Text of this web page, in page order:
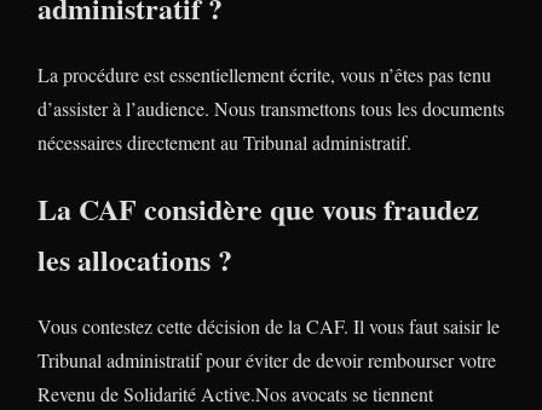
La procédure est essentiellement écrite, vous n’êtes pas tenu
d’assister à l’audience. Nous transmettons tous les documents
nécessaires directement au Tribunal administratif.
La CAF considère que vous fraudez
les allocations ?
Vous contestez cette décision de la CAF. Il vous faut saisir le
Tribunal administratif pour éviter de devoir rembourser votre
Revenu de Solidarité Active.Nos avocats se tiennent